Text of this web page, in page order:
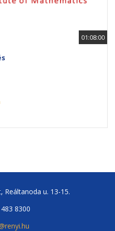
01:08:00
Reáltanoda u. 13-15.
8300